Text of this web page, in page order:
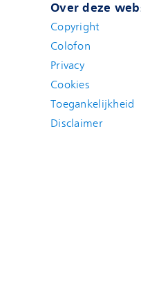
Over deze
Copyright
Colofon
Privacy
Cookies
Toegankelijkheid
Disclaimer